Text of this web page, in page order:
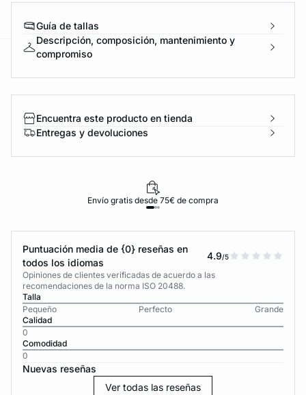
Guía de tallas
Descripción, composición, mantenimiento y
compromiso
Encuentra este producto en tienda
Entregas y devoluciones
Envío gratis desde 75€ de compra
Puntuación media de {0} reseñas en
todos los idiomas
4.9/5
Opiniones de clientes verificadas de acuerdo a las
recomendaciones de la norma ISO 20488.
Talla
Pequeño
Perfecto
Grande
Calidad
0
Comodidad
0
Nuevas reseñas
Ver todas las reseñas